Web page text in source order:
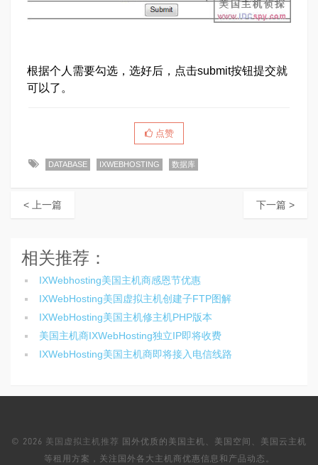
根据个人需要勾选，选好后，点击submit按钮提交就
可以了。
点赞
DATABASE IXWEBHOSTING 数据库
< 上一篇 下一篇 >
相关推荐：
IXWebhosting美国主机商感恩节优惠
IXWebHosting美国虚拟主机创建子FTP图解
IXWebHosting美国主机修主机PHP版本
美国主机商IXWebHosting独立IP即将收费
IXWebHosting美国主机商即将接入电信线路
© 2026 美国虚拟主机推荐 国外优质的美国主机、美国空间、美国云主机
等租用方案，关注国外各大主机商优惠信息和产品动态。